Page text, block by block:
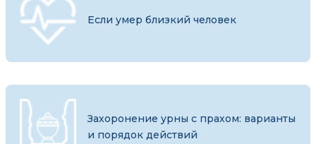
Если умер близкий человек
Захоронение урны с прахом: варианты
и порядок действий